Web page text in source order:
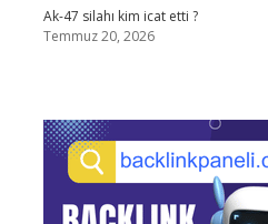
Ak-47 silahı kim icat etti ?
Temmuz 20, 2026